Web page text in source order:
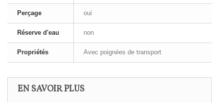
Perçage oui
Réserve d'eau non
Propriétés Avec poignées de transport
EN SAVOIR PLUS